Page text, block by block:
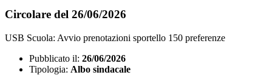
Circolare del 26/06/2026
USB Scuola: Avvio prenotazioni sportello 150 preferenze
Pubblicato il: 26/06/2026
Tipologia: Albo sindacale